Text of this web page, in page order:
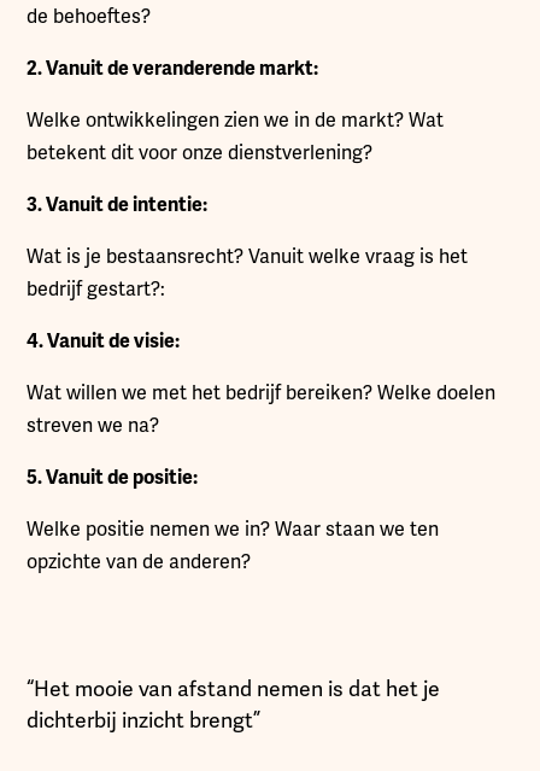
de behoeftes?
2. Vanuit de veranderende markt:
Welke ontwikkelingen zien we in de markt? Wat
betekent dit voor onze dienstverlening?
3. Vanuit de intentie:
Wat is je bestaansrecht? Vanuit welke vraag is het
bedrijf gestart?:
4. Vanuit de visie:
Wat willen we met het bedrijf bereiken? Welke doelen
streven we na?
5. Vanuit de positie:
Welke positie nemen we in? Waar staan we ten
opzichte van de anderen?
“Het mooie van afstand nemen is dat het je
dichterbij inzicht brengt”